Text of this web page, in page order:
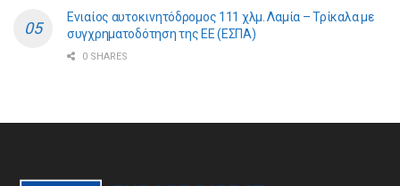
Ενιαίος αυτοκινητόδρομος 111 χλμ. Λαμία – Τρίκαλα με
συγχρηματοδότηση της ΕE (ΕΣΠΑ)
0 SHARES